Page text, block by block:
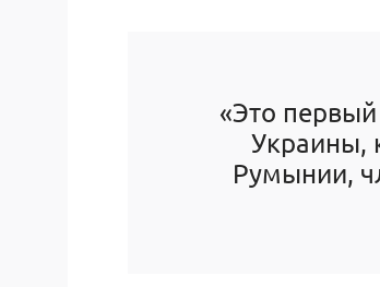
«Это
Украины,
Румынии,